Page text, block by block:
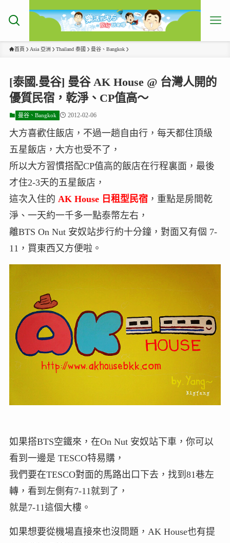
首頁 Asia 亞洲 Thailand 泰國 曼谷、Bangkok
[泰國.曼谷] 曼谷 AK House @ 台灣人開的
優質民宿，乾淨、CP值高～
曼谷、Bangkok 2012-02-06
大方喜歡住飯店，不過一趟自由行，每天都住頂級
五星飯店，大方也受不了，
所以大方習慣搭配CP值高的飯店在行程裏面，最後
才住2-3天的五星飯店，
這次入住的 AK House 日租型民宿，重點是房間乾
淨、一天約一千多一點泰幣左右，
離BTS On Nut 安奴站步行約十分鐘，對面又有個 7-
11，買東西又方便啦。
如果搭BTS空鐵來，在On Nut 安奴站下車，你可以
看到一邊是 TESCO特易購，
我們要在TESCO對面的馬路出口下去，找到81巷左
轉，看到左側有7-11就到了，
就是7-11這個大樓。
如果想要從機場直接來也沒問題，AK House也有提